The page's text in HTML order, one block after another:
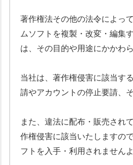
著作権法その他の法令によっ
ムソフトを複製・改変・編集
は、その目的や用途にかかわ
当社は、著作権侵害に該当す
請やアカウントの停止要請、
また、違法に配布・販売され
作権侵害に該当いたしますの
フトを入手・利用されません